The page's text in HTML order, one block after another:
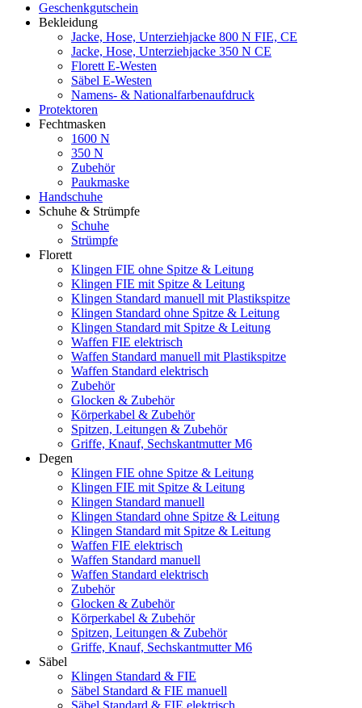
Geschenkgutschein
Bekleidung
Jacke, Hose, Unterziehjacke 800 N FIE, CE
Jacke, Hose, Unterziehjacke 350 N CE
Florett E-Westen
Säbel E-Westen
Namens- & Nationalfarbenaufdruck
Protektoren
Fechtmasken
1600 N
350 N
Zubehör
Paukmaske
Handschuhe
Schuhe & Strümpfe
Schuhe
Strümpfe
Florett
Klingen FIE ohne Spitze & Leitung
Klingen FIE mit Spitze & Leitung
Klingen Standard manuell mit Plastikspitze
Klingen Standard ohne Spitze & Leitung
Klingen Standard mit Spitze & Leitung
Waffen FIE elektrisch
Waffen Standard manuell mit Plastikspitze
Waffen Standard elektrisch
Zubehör
Glocken & Zubehör
Körperkabel & Zubehör
Spitzen, Leitungen & Zubehör
Griffe, Knauf, Sechskantmutter M6
Degen
Klingen FIE ohne Spitze & Leitung
Klingen FIE mit Spitze & Leitung
Klingen Standard manuell
Klingen Standard ohne Spitze & Leitung
Klingen Standard mit Spitze & Leitung
Waffen FIE elektrisch
Waffen Standard manuell
Waffen Standard elektrisch
Zubehör
Glocken & Zubehör
Körperkabel & Zubehör
Spitzen, Leitungen & Zubehör
Griffe, Knauf, Sechskantmutter M6
Säbel
Klingen Standard & FIE
Säbel Standard & FIE manuell
Säbel Standard & FIE elektrisch